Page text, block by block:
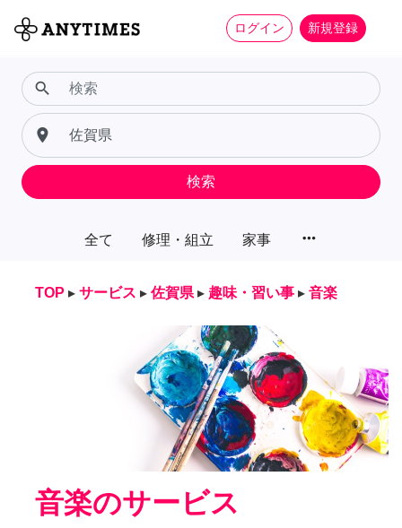
ログイン 新規登録
全て 修理・組立 家事 more_horiz
search
place
検索
TOP ▸ サービス ▸ 佐賀県 ▸ 趣味・習い事 ▸ 音楽
音楽のサービス